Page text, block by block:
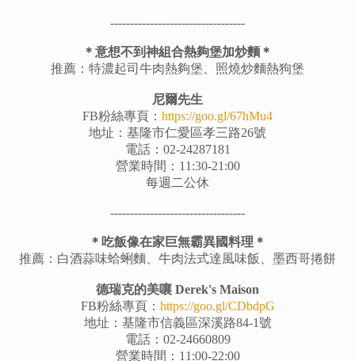
----------------------------------
＊意想不到神組合熱夠堡加炒麵＊
推薦：特濃起司牛肉熱夠堡、照燒炒麵熱狗堡
尼爾先生
FB粉絲專頁： https://goo.gl/67hMu4
地址：基隆市仁愛區孝三路26號
電話：02-24287181
營業時間：11:30-21:00
每週二公休
----------------------------------
＊吃飯像在家巨無霸異國料理＊
推薦：白酒蒜味蛤蜊麵、牛肉法式達風味飯、墨西哥捲餅
德瑞克的美嚷 Derek's Maison
FB粉絲專頁： https://goo.gl/CDbdpG
地址：基隆市信義區深溪路84-1號
電話：02-24660809
營業時間：11:00-22:00